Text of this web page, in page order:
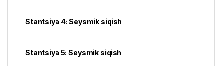
Stantsiya 4: Seysmik siqish
Stantsiya 5: Seysmik siqish